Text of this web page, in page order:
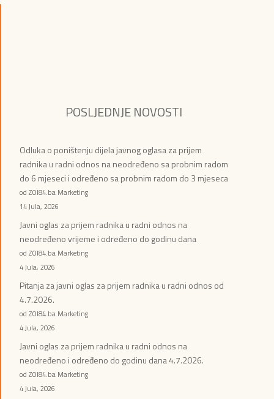
POSLJEDNJE NOVOSTI
Odluka o poništenju dijela javnog oglasa za prijem
radnika u radni odnos na neodređeno sa probnim radom
do 6 mjeseci i određeno sa probnim radom do 3 mjeseca
od ZOI84.ba Marketing
14 Jula, 2026
Javni oglas za prijem radnika u radni odnos na
neodređeno vrijeme i određeno do godinu dana
od ZOI84.ba Marketing
4 Jula, 2026
Pitanja za javni oglas za prijem radnika u radni odnos od
4.7.2026.
od ZOI84.ba Marketing
4 Jula, 2026
Javni oglas za prijem radnika u radni odnos na
neodređeno i određeno do godinu dana 4.7.2026.
od ZOI84.ba Marketing
4 Jula, 2026